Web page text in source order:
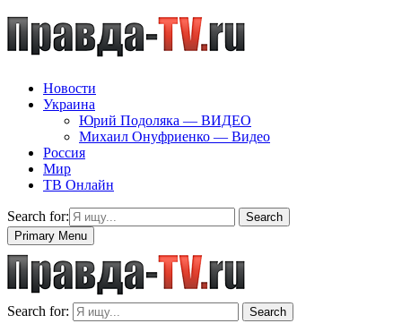
Новости
Украина
Юрий Подоляка — ВИДЕО
Михаил Онуфриенко — Видео
Россия
Мир
ТВ Онлайн
Search for:
Search
Primary Menu
Search for: Search